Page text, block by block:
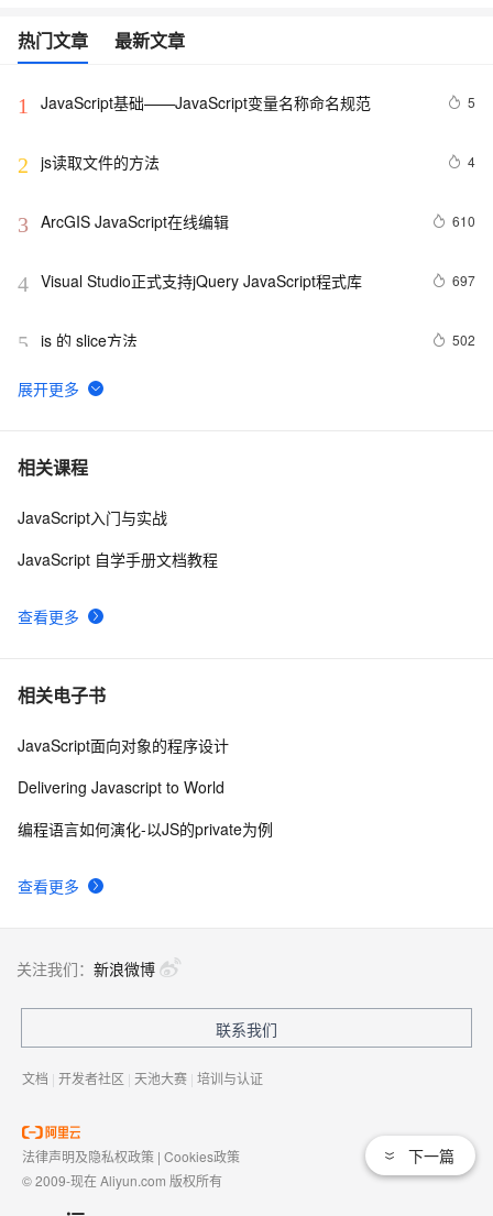
热门文章 最新文章
1 JavaScript基础——JavaScript变量名称命名规范 5
2 js读取文件的方法 4
3 ArcGIS JavaScript在线编辑 610
4 Visual Studio正式支持jQuery JavaScript程式库 697
5 js 的 slice方法 502
6 js 闭包 原型
7 在IE下的JS编程需注意的内存释放问题
8 js 小技巧----复制
相关课程
查看更多
JavaScript入门与实战
JavaScript 自学手册文档教程
相关电子书
查看更多
JavaScript面向对象的程序设计
Delivering Javascript to World
编程语言如何演化-以JS的private为例
下一篇
关注我们： 新浪微博
联系我们
文档 | 开发者社区 | 天池大赛 | 培训与认证
法律声明及隐私权政策 | Cookies政策
© 2009-现在 Aliyun.com 版权所有